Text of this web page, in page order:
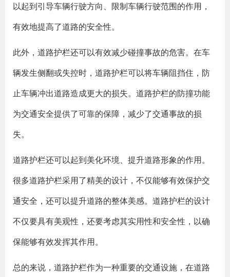
以起到引导车辆行驶方向、限制车辆行驶范围的作用，
有效地提高了道路的安全性。
此外，道路护栏还可以有效减少碰撞事故的危害。在车
辆发生侧翻或失控时，道路护栏可以将车辆阻挡住，防
止车辆冲出道路造成更大的损失。道路护栏的防撞功能
为交通安全提供了可靠的保障，减少了交通事故的损
失。
道路护栏还可以起到美化环境、提升道路形象的作用。
很多道路护栏采用了精美的设计，不仅能够有效保护交
通安全，还可以提升道路的整体美感。道路护栏的设计
不仅要具有美观性，还要考虑其实用性和安全性，以确
保能够有效发挥其作用。
总的来说，道路护栏作为一种重要的交通设施，在道路